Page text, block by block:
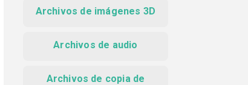
Archivos de imágenes 3D
Archivos de audio
Archivos de copia de